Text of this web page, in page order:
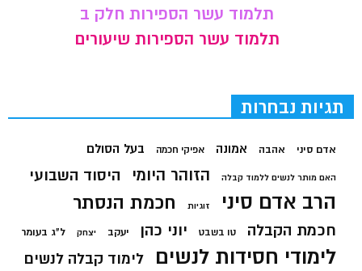
תלמוד עשר הספירות חלק ב
תלמוד עשר הספירות שיעורים
תגיות נבחרות
אדם סיני אהבה אמונה אפיקי חכמה בעל הסולם
האם מותר לנשים ללמוד קבלה הזוהר היומי היסוד השבועי
הרב אדם סיני זוגיות חכמת הנסתר
חכמת הקבלה טו בשבט יוני כהן יעקב יצחק ל"ג בעומר
לימודי חסידות לנשים לימוד קבלה לנשים